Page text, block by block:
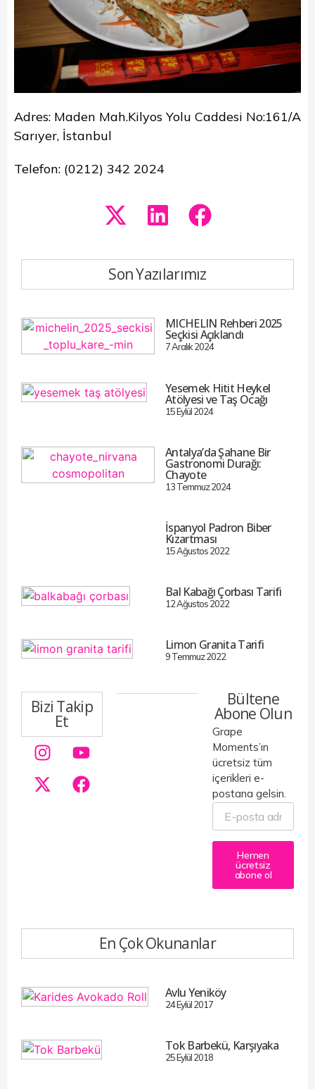
Adres: Maden Mah.Kilyos Yolu Caddesi No:161/A
Sarıyer, İstanbul
Telefon: (0212) 342 2024
Son Yazılarımız
MICHELIN Rehberi 2025
Seçkisi Açıklandı
7 Aralık 2024
Yesemek Hitit Heykel
Atölyesi ve Taş Ocağı
15 Eylül 2024
Antalya’da Şahane Bir
Gastronomi Durağı:
Chayote
13 Temmuz 2024
İspanyol Padron Biber
Kızartması
15 Ağustos 2022
Bal Kabağı Çorbası Tarifi
12 Ağustos 2022
Limon Granita Tarifi
9 Temmuz 2022
Bizi Takip
Et
Bültene
Abone Olun
Grape
Moments’ın
ücretsiz tüm
içerikleri e-
postana gelsin.
Hemen
ücretsiz
abone ol
En Çok Okunanlar
Avlu Yeniköy
24 Eylül 2017
Tok Barbekü, Karşıyaka
25 Eylül 2018